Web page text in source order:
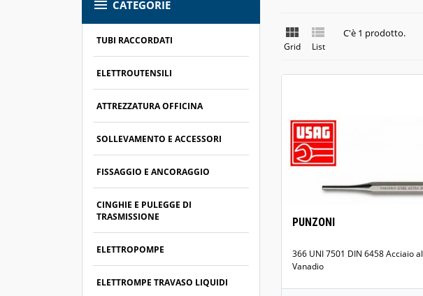
 CATEGORIE
TUBI RACCORDATI
ELETTROUTENSILI
ATTREZZATURA OFFICINA
SOLLEVAMENTO E ACCESSORI
FISSAGGIO E ANCORAGGIO
CINGHIE E PULEGGE DI
TRASMISSIONE
ELETTROPOMPE
ELETTROMPE TRAVASO LIQUIDI

Grid

List
C'è 1 prodotto.
PUNZONI
366 UNI 7501 DIN 6458 Acciaio al Cromo
Vanadio